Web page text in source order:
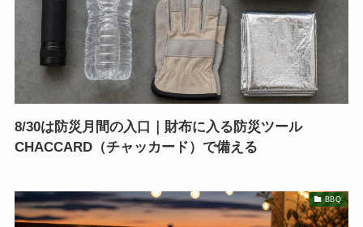
8/30は防災月間の入口｜財布に入る防災ツール
CHACCARD（チャッカード）で備える
BBQ